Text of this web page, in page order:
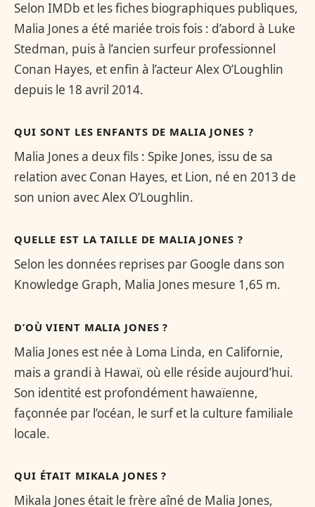
Selon IMDb et les fiches biographiques publiques,
Malia Jones a été mariée trois fois : d’abord à Luke
Stedman, puis à l’ancien surfeur professionnel
Conan Hayes, et enfin à l’acteur Alex O’Loughlin
depuis le 18 avril 2014.
QUI SONT LES ENFANTS DE MALIA JONES ?
Malia Jones a deux fils : Spike Jones, issu de sa
relation avec Conan Hayes, et Lion, né en 2013 de
son union avec Alex O’Loughlin.
QUELLE EST LA TAILLE DE MALIA JONES ?
Selon les données reprises par Google dans son
Knowledge Graph, Malia Jones mesure 1,65 m.
D’OÙ VIENT MALIA JONES ?
Malia Jones est née à Loma Linda, en Californie,
mais a grandi à Hawaï, où elle réside aujourd’hui.
Son identité est profondément hawaïenne,
façonnée par l’océan, le surf et la culture familiale
locale.
QUI ÉTAIT MIKALA JONES ?
Mikala Jones était le frère aîné de Malia Jones,